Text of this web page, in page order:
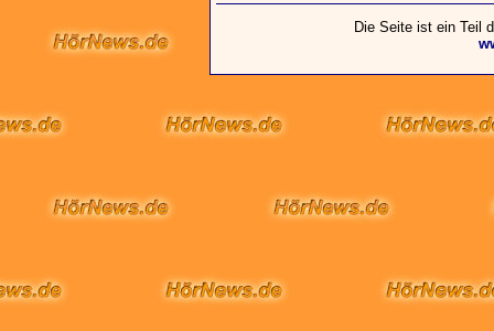
Die Seite ist ein Teil